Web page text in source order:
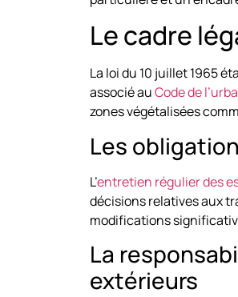
Le cadre
La loi du 10 juillet 1965
associé auCode de
zones végétalisées
Les
L’entretien régulier des
décisions relatives aux
modifications
La
extérieurs